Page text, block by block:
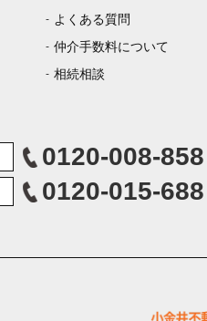
よくある質問
仲介手数料について
相続相談
0120-008-858
0120-015-688